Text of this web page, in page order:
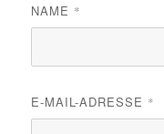
NAME *
E-MAIL-ADRESSE *